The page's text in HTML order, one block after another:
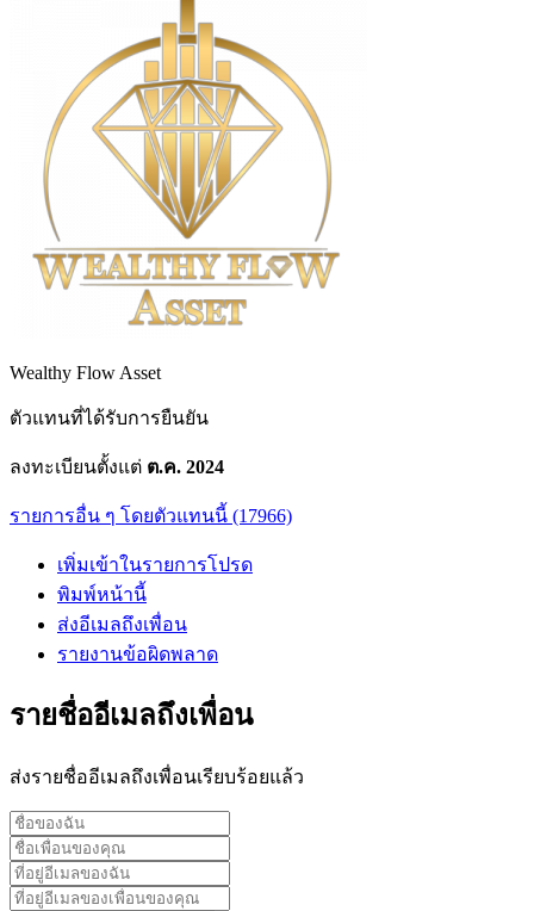
Wealthy Flow Asset
ตัวแทนที่ได้รับการยืนยัน
ลงทะเบียนตั้งแต่ ต.ค. 2024
รายการอื่น ๆ โดยตัวแทนนี้ (17966)
เพิ่มเข้าในรายการโปรด
พิมพ์หน้านี้
ส่งอีเมลถึงเพื่อน
รายงานข้อผิดพลาด
รายชื่ออีเมลถึงเพื่อน
ส่งรายชื่ออีเมลถึงเพื่อนเรียบร้อยแล้ว